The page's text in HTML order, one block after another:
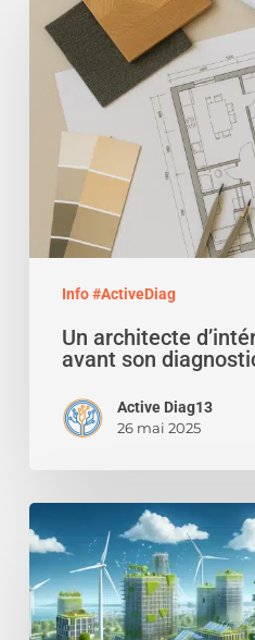
Info #ActiveDiag
architecte
d’intérieur
dans
avant
diagnostic
immobilier
Un architecte
avant son
Active Diag13
26 mai 2025
bilan
carbone
dans
la